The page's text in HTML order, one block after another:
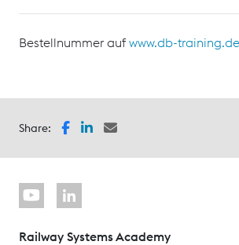
Bestellnummer aufwww.db-training.de
Share:
Railway Systems Academy